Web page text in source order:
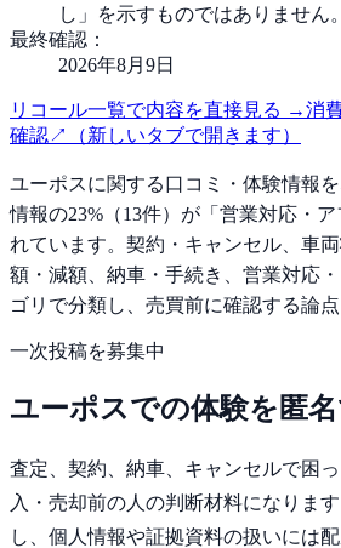
し」を示すものではありません。
最終確認：
2026年8月9日
リコール一覧で内容を直接見る →消
確認↗ （新しいタブで開きます）
ユーポスに関する口コミ・体験情報を
情報の23%（13件）が「 営業対応・
れています。 契約・キャンセル、車
額・減額、納車・手続き、営業対応
ゴリで分類し、売買前に確認する論点
一次投稿を募集中
ユーポスでの体験を匿
査定、契約、納車、キャンセルで困
入・売却前の人 の判断材料になりま
し、個人情報や証拠資料の扱いには配